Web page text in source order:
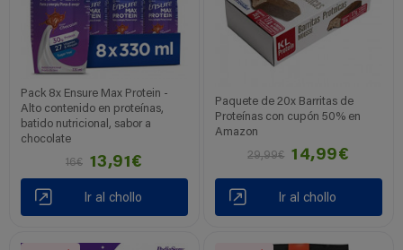
Pack 8x Ensure Max Protein -
Alto contenido en proteínas,
batido nutricional, sabor a
chocolate
16€
13,91€
Ir al chollo
Paquete de 20x Barritas de
Proteínas con cupón 50% en
Amazon
29,99€
14,99€
Ir al chollo